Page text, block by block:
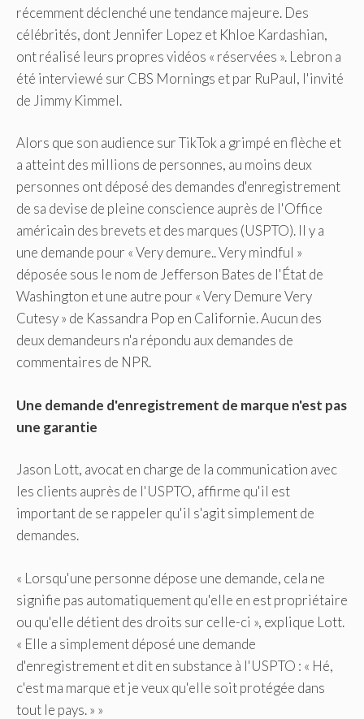
récemment déclenché une tendance majeure. Des
célébrités, dont Jennifer Lopez et Khloe Kardashian,
ont réalisé leurs propres vidéos « réservées ». Lebron a
été interviewé sur CBS Mornings et par RuPaul, l'invité
de Jimmy Kimmel.
Alors que son audience sur TikTok a grimpé en flèche et
a atteint des millions de personnes, au moins deux
personnes ont déposé des demandes d'enregistrement
de sa devise de pleine conscience auprès de l'Office
américain des brevets et des marques (USPTO). Il y a
une demande pour « Very demure.. Very mindful »
déposée sous le nom de Jefferson Bates de l'État de
Washington et une autre pour « Very Demure Very
Cutesy » de Kassandra Pop en Californie. Aucun des
deux demandeurs n'a répondu aux demandes de
commentaires de NPR.
Une demande d'enregistrement de marque n'est pas
une garantie
Jason Lott, avocat en charge de la communication avec
les clients auprès de l'USPTO, affirme qu'il est
important de se rappeler qu'il s'agit simplement de
demandes.
« Lorsqu'une personne dépose une demande, cela ne
signifie pas automatiquement qu'elle en est propriétaire
ou qu'elle détient des droits sur celle-ci », explique Lott.
« Elle a simplement déposé une demande
d'enregistrement et dit en substance à l'USPTO : « Hé,
c'est ma marque et je veux qu'elle soit protégée dans
tout le pays. » »